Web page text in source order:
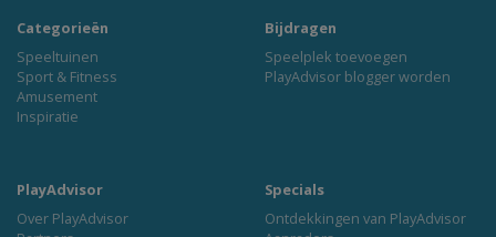
Categorieën
Speeltuinen
Sport & Fitness
Amusement
Inspiratie
Bijdragen
Speelplek toevoegen
PlayAdvisor blogger worden
PlayAdvisor
Over PlayAdvisor
Specials
Ontdekkingen van PlayAdvisor